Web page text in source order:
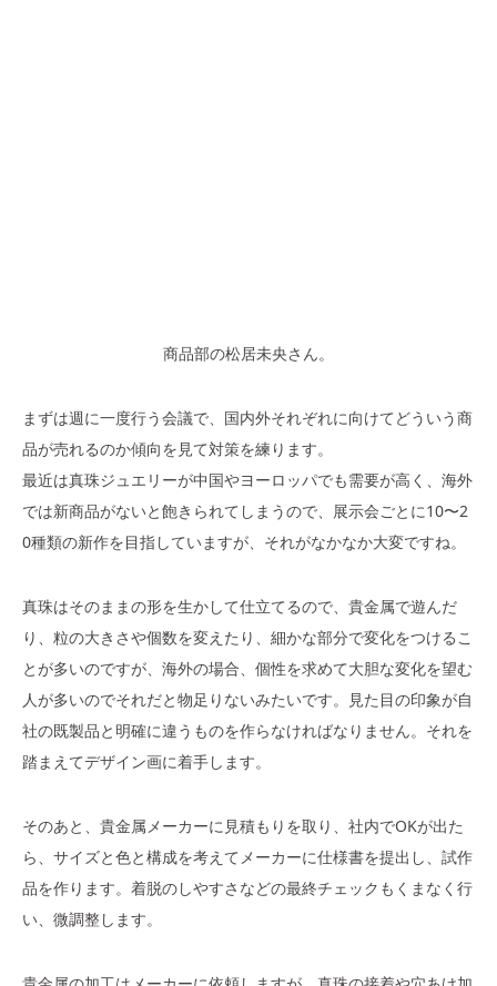
商品部の松居未央さん。
まずは週に一度行う会議で、国内外それぞれに向けてどういう商
品が売れるのか傾向を見て対策を練ります。
最近は真珠ジュエリーが中国やヨーロッパでも需要が高く、海外
では新商品がないと飽きられてしまうので、展示会ごとに10〜2
0種類の新作を目指していますが、それがなかなか大変ですね。
真珠はそのままの形を生かして仕立てるので、貴金属で遊んだ
り、粒の大きさや個数を変えたり、細かな部分で変化をつけるこ
とが多いのですが、海外の場合、個性を求めて大胆な変化を望む
人が多いのでそれだと物足りないみたいです。見た目の印象が自
社の既製品と明確に違うものを作らなければなりません。それを
踏まえてデザイン画に着手します。
そのあと、貴金属メーカーに見積もりを取り、社内でOKが出た
ら、サイズと色と構成を考えてメーカーに仕様書を提出し、試作
品を作ります。着脱のしやすさなどの最終チェックもくまなく行
い、微調整します。